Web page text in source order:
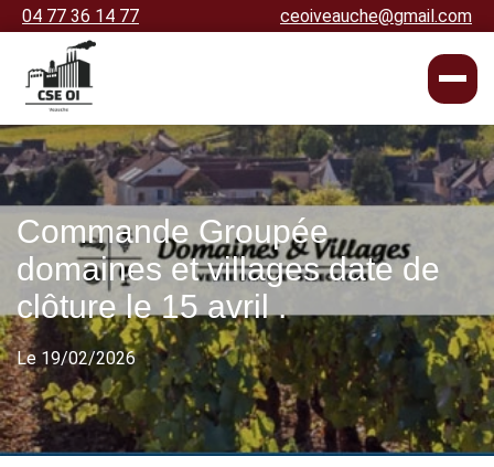
04 77 36 14 77 ceoiveauche@gmail.com
Commande Groupée
domaines et villages date de
clôture le 15 avril .
Le 19/02/2026